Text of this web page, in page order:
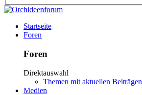
Startseite
Foren
Foren
Direktauswahl
Themen mit aktuellen Beiträgen
Medien